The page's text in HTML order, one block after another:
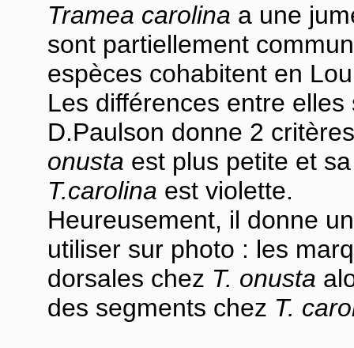
Tramea carolina a une
sont partiellement
espèces cohabitent en
Les différences entre
D.Paulson donne 2
onusta est plus petite et
T.carolina est violette.
Heureusement, il donne
utiliser sur photo : les
dorsales chez T. onusta
des segments chez T.